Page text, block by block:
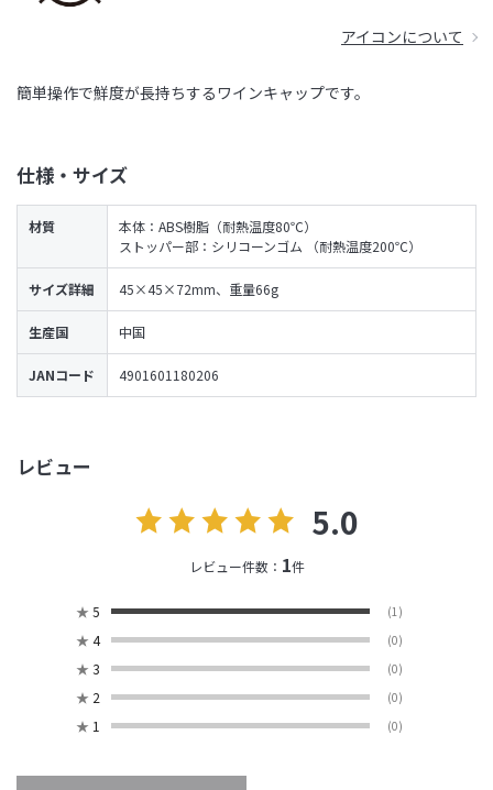
レビュー
5.0
レビュー件数： 1件
★ 5 (1)
★ 4 (0)
★ 3 (0)
★ 2 (0)
★ 1 (0)
アイコンについて
簡単操作で鮮度が長持ちするワインキャップです。
仕様・サイズ
材質
本体：ABS樹脂（耐熱温度80℃）
ストッパー部：シリコーンゴム （耐熱温度200℃）
サイズ詳細 45×45×72mm、重量66g
生産国 中国
JANコード 4901601180206